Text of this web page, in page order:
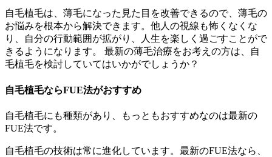
自毛植毛は、薄毛になった見た目を改善できるので、薄毛の
お悩みを根本から解決できます。他人の視線も怖くなくな
り、自分の行動範囲が拡がり、人生を楽しく過ごすことがで
きるようになります。 最新の薄毛治療をお考えの方は、自
毛植毛を検討していてはいかがでしょうか？
自毛植毛ならFUE法がおすすめ
自毛植毛にも種類があり、もっともおすすめなのは最新の
FUE法です。
自毛植毛の技術は常に進化しています。最新のFUE法なら、